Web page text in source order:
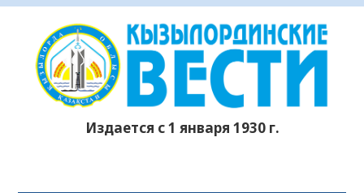
Издается с 1 января 1930 г.